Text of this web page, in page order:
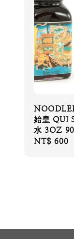
始皇 QUI
水 3OZ
Regular
NT$ 600